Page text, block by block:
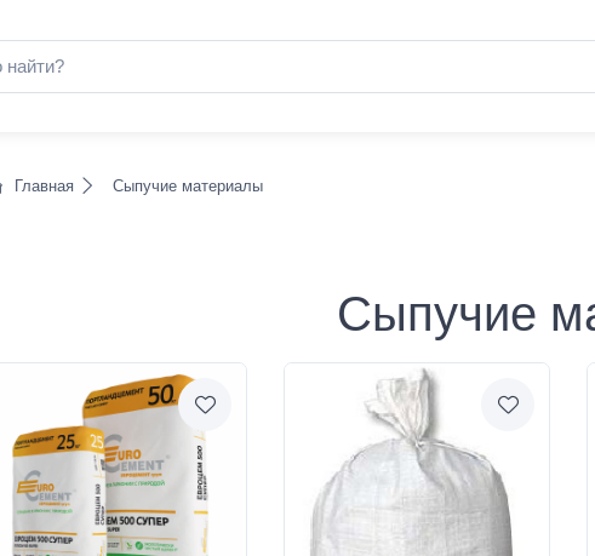
Главная Сыпучие материалы
Сыпучие